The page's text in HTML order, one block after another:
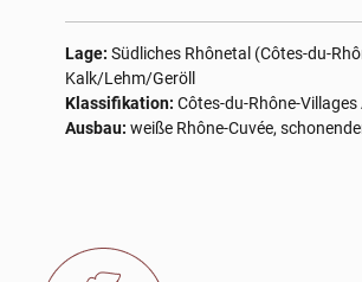
Lage: Südliches Rhônetal (Côtes-du-
Kalk/Lehm/Geröll
Klassifikation: Côtes-du-Rhône-Villages
Ausbau: weiße Rhône-Cuvée,